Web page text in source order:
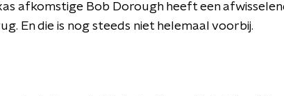
afkomstige Bob Dorough heeft een
En die is nog steeds niet helemaal voorbij.